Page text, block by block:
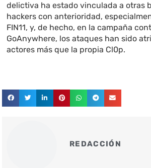
delictiva ha estado vinculada a otras
hackers con anterioridad,
FIN11, y, de hecho, en la campaña
GoAnywhere, los ataques han sido
actores más que la propia Cl0p.
REDACCIÓN